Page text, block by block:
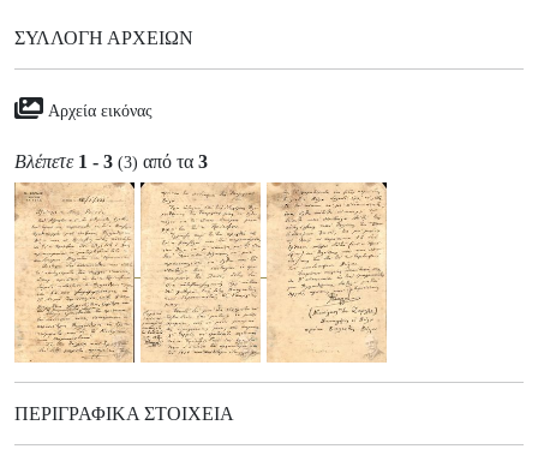
ΣΥΛΛΟΓΉ ΑΡΧΕΊΩΝ
Αρχεία εικόνας
Βλέπετε 1 - 3 (3) από τα 3
ΠΕΡΙΓΡΑΦΙΚΆ ΣΤΟΙΧΕΊΑ